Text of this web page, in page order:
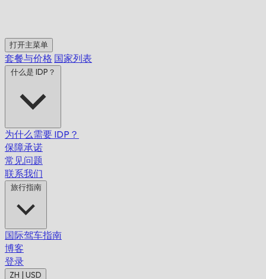
打开主菜单
套餐与价格 国家列表
什么是 IDP？
为什么需要 IDP？
保障承诺
常见问题
联系我们
旅行指南
国际驾车指南
博客
登录
ZH | USD